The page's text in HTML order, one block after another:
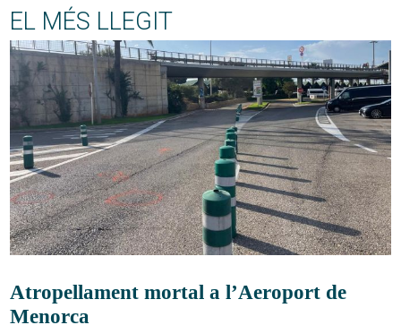
EL MÉS LLEGIT
Atropellament mortal a l’Aeroport de
Menorca